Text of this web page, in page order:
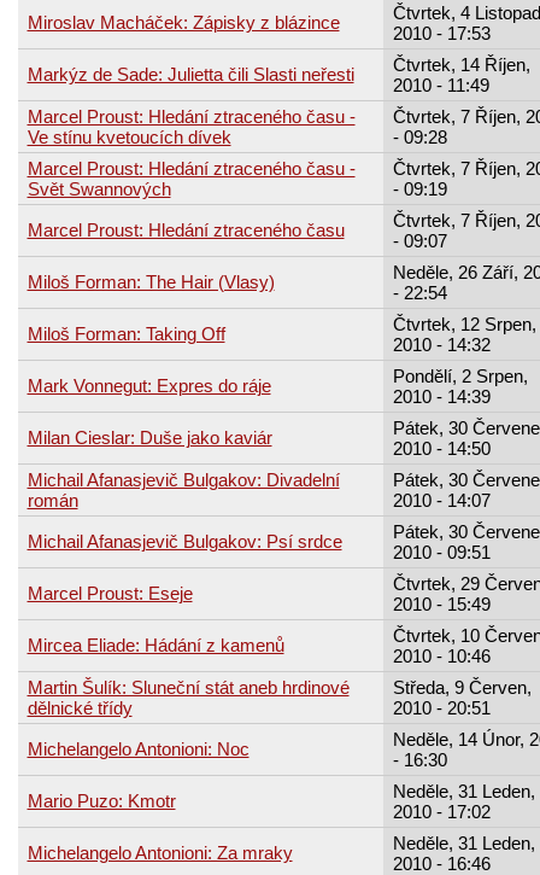
Miroslav Macháček: Zápisky z blázince
Čtvrtek, 4
2010 - 17:53
Markýz de Sade: Julietta čili Slasti neřesti
Čtvrtek, 14 Říjen,
2010 - 11:49
Marcel Proust: Hledání ztraceného času -
Ve stínu kvetoucích dívek
Čtvrtek, 7 Říjen,
- 09:28
Marcel Proust: Hledání ztraceného času -
Svět Swannových
Čtvrtek, 7 Říjen,
- 09:19
Marcel Proust: Hledání ztraceného času
Čtvrtek, 7 Říjen,
- 09:07
Miloš Forman: The Hair (Vlasy)
Neděle, 26 Září,
- 22:54
Miloš Forman: Taking Off
Čtvrtek, 12 Srpen,
2010 - 14:32
Mark Vonnegut: Expres do ráje
Pondělí, 2 Srpen,
2010 - 14:39
Milan Cieslar: Duše jako kaviár
Pátek, 30
2010 - 14:50
Michail Afanasjevič Bulgakov: Divadelní
román
Pátek, 30
2010 - 14:07
Michail Afanasjevič Bulgakov: Psí srdce
Pátek, 30
2010 - 09:51
Marcel Proust: Eseje
Čtvrtek, 29
2010 - 15:49
Mircea Eliade: Hádání z kamenů
Čtvrtek, 10
2010 - 10:46
Martin Šulík: Sluneční stát aneb hrdinové
dělnické třídy
Středa, 9 Červen,
2010 - 20:51
Michelangelo Antonioni: Noc
Neděle, 14 Únor,
- 16:30
Mario Puzo: Kmotr
Neděle, 31 Leden,
2010 - 17:02
Michelangelo Antonioni: Za mraky
Neděle, 31 Leden,
2010 - 16:46